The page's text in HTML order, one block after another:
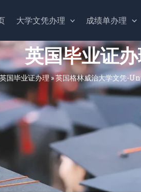
大学文凭办理 成绩单办理
英国毕业证
英国毕业证办理»英国格林威治大学文凭-